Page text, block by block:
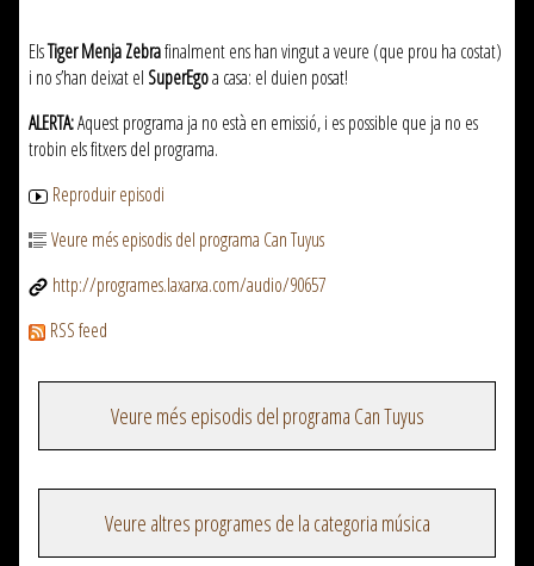
ElsTiger Menja Zebrafinalment ens han vingut a veure (que prou ha costat)
i no s’han deixat el SuperEgoa casa: el duien posat!
ALERTA:Aquest programa ja no està en emissió, i es possible que ja no es
trobin els fitxers del programa.
Reproduir episodi
Veure més episodis del programa Can Tuyus
http://programes.laxarxa.com/audio/90657
RSS feed
Veure més episodis del programa Can Tuyus
Veure altres programes de la categoria música